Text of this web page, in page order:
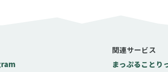
関連サービス
まっぷることり